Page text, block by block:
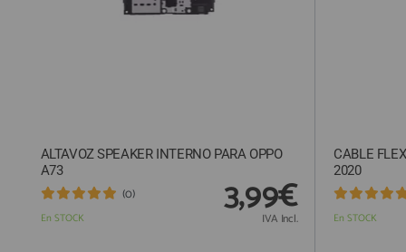
ALTAVOZ SPEAKER INTERNO PARA OPPO
A73
En STOCK
(0) 3,99€
IVA Incl.
CABLE
2020
En STOCK